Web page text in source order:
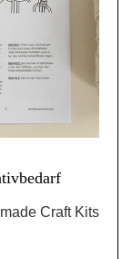
Craft Kits